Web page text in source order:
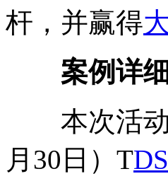
杆，并赢得
案例详
本次活动
月30日）TDS